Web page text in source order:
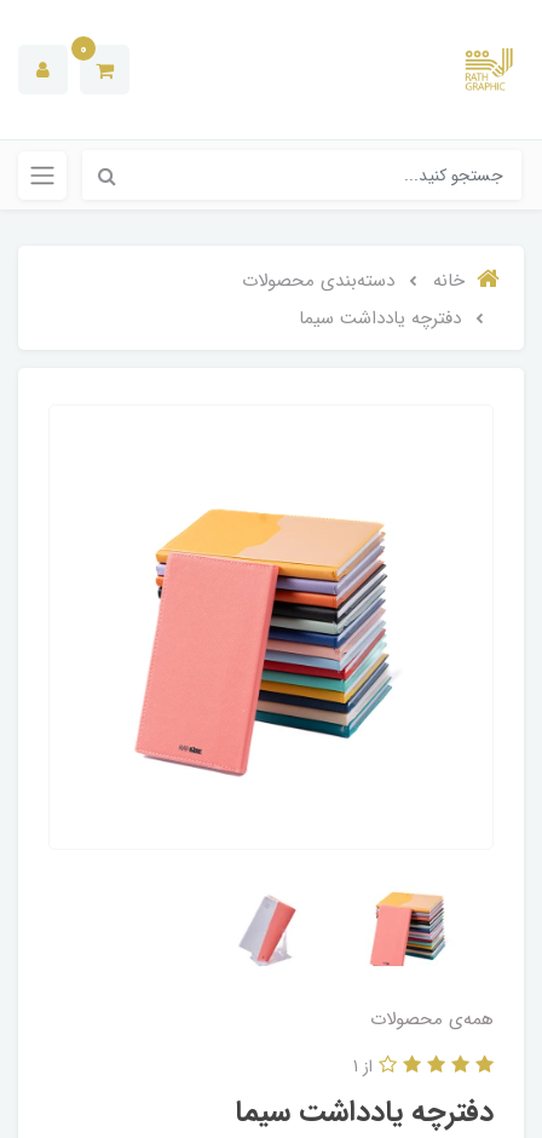
0
خانه
دسته‌بندی‌ محصولات
دفترچه یادداشت سیما
همه‌ی محصولات
دفترچه یادداشت سیما
از 1